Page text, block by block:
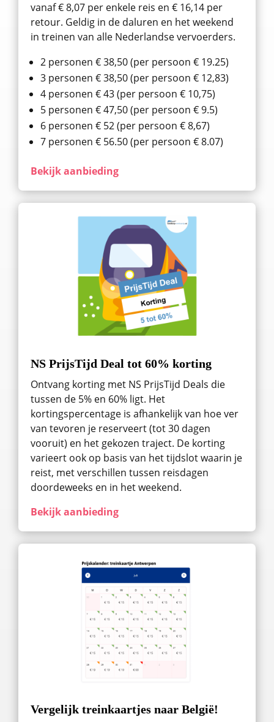
vanaf € 8,07 per enkele reis en € 16,14 per
retour. Geldig in de daluren en het weekend
in treinen van alle Nederlandse vervoerders.
2 personen € 38,50 (per persoon € 19.25)
3 personen € 38,50 (per persoon € 12,83)
4 personen € 43 (per persoon € 10,75)
5 personen € 47,50 (per persoon € 9.5)
6 personen € 52 (per persoon € 8,67)
7 personen € 56.50 (per persoon € 8.07)
Bekijk aanbieding
NS PrijsTijd Deal tot 60% korting
Ontvang korting met NS PrijsTijd Deals die
tussen de 5% en 60% ligt. Het
kortingspercentage is afhankelijk van hoe ver
van tevoren je reserveert (tot 30 dagen
vooruit) en het gekozen traject. De korting
varieert ook op basis van het tijdslot waarin je
reist, met verschillen tussen reisdagen
doordeweeks en in het weekend.
Bekijk aanbieding
Vergelijk treinkaartjes naar België!